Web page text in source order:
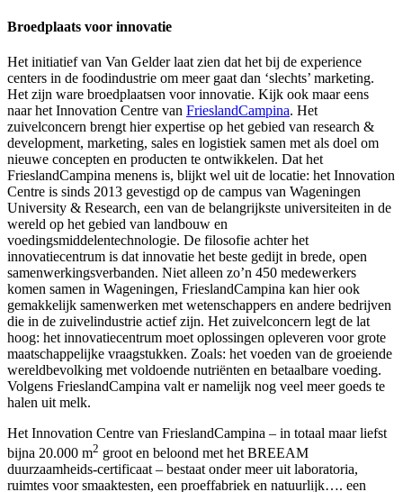
Broedplaats voor innovatie
Het initiatief van Van Gelder laat zien dat het bij de experience
centers in de foodindustrie om meer gaat dan ‘slechts’ marketing.
Het zijn ware broedplaatsen voor innovatie. Kijk ook maar eens
naar het Innovation Centre van FrieslandCampina. Het
zuivelconcern brengt hier expertise op het gebied van research &
development, marketing, sales en logistiek samen met als doel om
nieuwe concepten en producten te ontwikkelen. Dat het
FrieslandCampina menens is, blijkt wel uit de locatie: het Innovation
Centre is sinds 2013 gevestigd op de campus van Wageningen
University & Research, een van de belangrijkste universiteiten in de
wereld op het gebied van landbouw en
voedingsmiddelentechnologie. De filosofie achter het
innovatiecentrum is dat innovatie het beste gedijt in brede, open
samenwerkingsverbanden. Niet alleen zo’n 450 medewerkers
komen samen in Wageningen, FrieslandCampina kan hier ook
gemakkelijk samenwerken met wetenschappers en andere bedrijven
die in de zuivelindustrie actief zijn. Het zuivelconcern legt de lat
hoog: het innovatiecentrum moet oplossingen opleveren voor grote
maatschappelijke vraagstukken. Zoals: het voeden van de groeiende
wereldbevolking met voldoende nutriënten en betaalbare voeding.
Volgens FrieslandCampina valt er namelijk nog veel meer goeds te
halen uit melk.
Het Innovation Centre van FrieslandCampina – in totaal maar liefst
bijna 20.000 m2 groot en beloond met het BREEAM
duurzaamheids-certificaat – bestaat onder meer uit laboratoria,
ruimtes voor smaaktesten, een proeffabriek en natuurlijk…. een